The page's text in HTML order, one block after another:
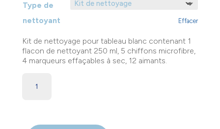
Type de
nettoyant
Effacer
Kit de nettoyage pour tableau blanc contenant 1
flacon de nettoyant 250 ml, 5 chiffons microfibre,
4 marqueurs effaçables à sec, 12 aimants.